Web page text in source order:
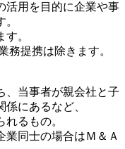
活用を目的に企業や事
。
務提携は除きます。
、当事者が親会社と子
にあるなど、
るもの。
業同士の場合はＭ＆Ａ